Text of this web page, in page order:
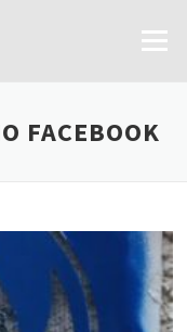
Menu
FACEBOOK